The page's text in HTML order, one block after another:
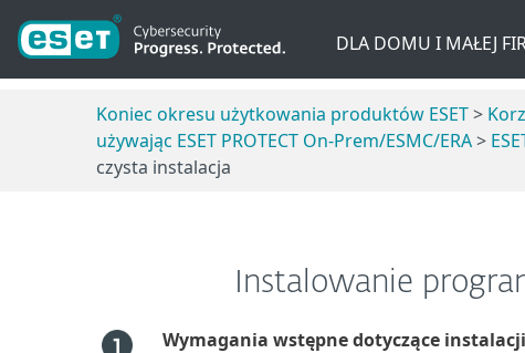
DLA DOMU I MAŁEJ
Koniec okresu użytkowania produktów ESET>
używając ESET PROTECT On-Prem/ESMC/ERA>
czysta instalacja
Instalowanie
Wymagania wstępne dotyczące instalacji